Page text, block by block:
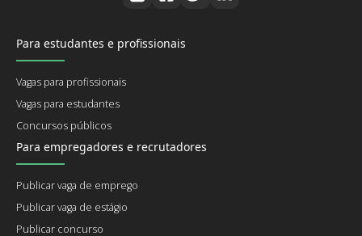
Para estudantes e profissionais
Vagas para profissionais
Vagas para estudantes
Concursos públicos
Para empregadores e recrutadores
Publicar vaga de emprego
Publicar vaga de estágio
Publicar concurso